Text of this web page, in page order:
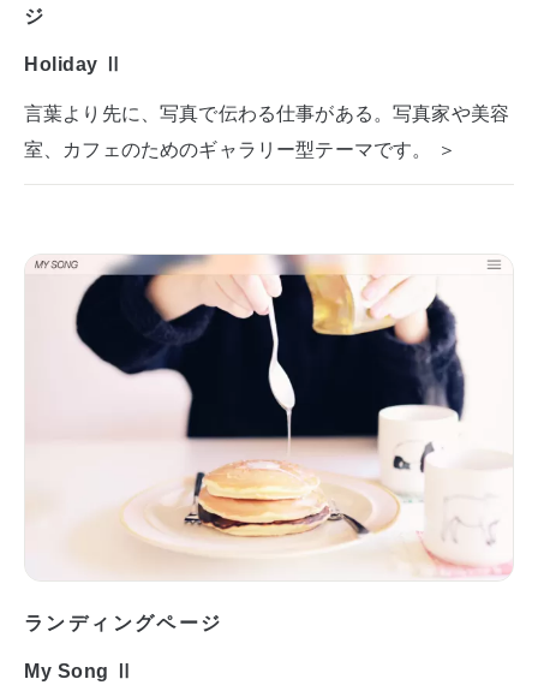
ジ
Holiday Ⅱ
言葉より先に、写真で伝わる仕事がある。写真家や美容
室、カフェのためのギャラリー型テーマです。 ＞
ランディングページ
My Song Ⅱ